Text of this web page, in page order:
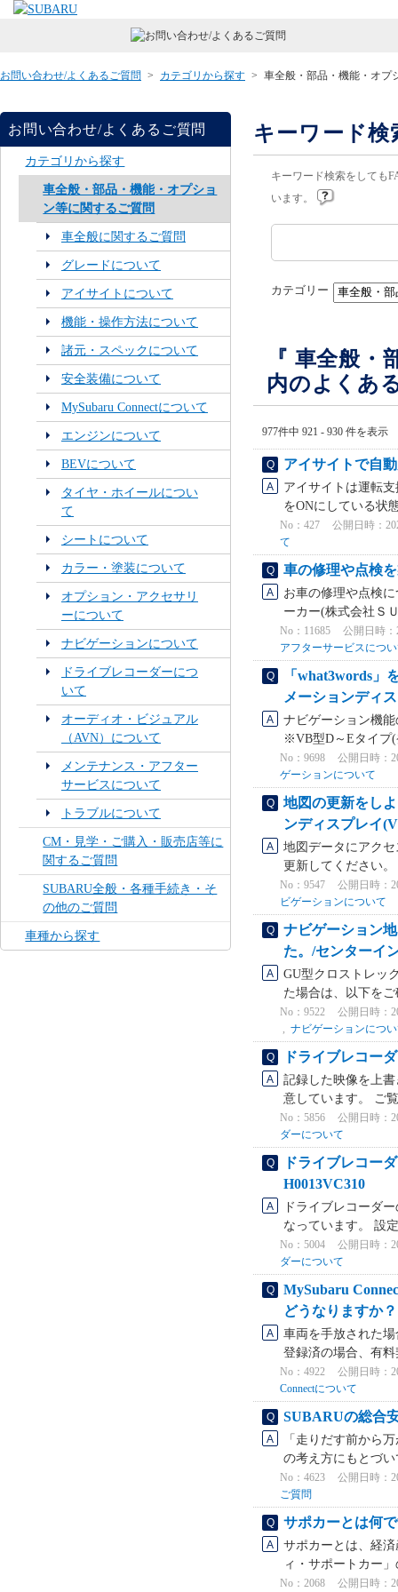
お問い合わせ/よくあるご質問 > カテゴリから探す > 車全般・部品・機能・オプ
お問い合わせ/よくあるご質問
カテゴリから探す
車全般・部品・機能・オプショ
ン等に関するご質問
車全般に関するご質問
グレードについて
アイサイトについて
機能・操作方法について
諸元・スペックについて
安全装備について
MySubaru Connectについて
エンジンについて
BEVについて
タイヤ・ホイールについ
て
シートについて
カラー・塗装について
オプション・アクセサリ
ーについて
ナビゲーションについて
ドライブレコーダーにつ
いて
オーディオ・ビジュアル
（AVN）について
メンテナンス・アフター
サービスについて
トラブルについて
CM・見学・ご購入・販売店等に
関するご質問
SUBARU全般・各種手続き・そ
の他のご質問
車種から探す
キーワード検
キーワード検索をしても
います。
カテゴリー
『 車全般
内のよくあ
977件中 921 - 930 件を表示
アイサイトで自
アイサイトは運転
をONにしている状
No：427
公開日時：
て
車の修理や点検
お車の修理や点検
ーカー(株式会社Ｓ
No：11685
公開日時：
アフターサービスにつ
「what3words
メーションディ
ナビゲーション機
※VB型D～Eタイプ
No：9698
公開日時：
ゲーションについて
地図の更新をし
ンディスプレイ
地図データにアク
更新してください
No：9547
公開日時：
ビゲーションについて
ナビゲーション
た。/センターイ
GU型クロストレッ
た場合は、以下を
No：9522
公開日時：
, ナビゲーションにつ
ドライブレコー
記録した映像を上
意しています。 ご
No：5856
公開日時：
ダーについて
ドライブレコー
H0013VC310
ドライブレコーダ
なっています。 設
No：5004
公開日時：
ダーについて
MySubaru
どうなりますか？
車両を手放された
登録済の場合、有
No：4922
公開日時：
Connectについて
SUBARUの総合
「走りだす前から
の考え方にもとづ
No：4623
公開日時：
ご質問
サポカーとは何
サポカーとは、経
ィ・サポートカー
No：2068 公開日時：